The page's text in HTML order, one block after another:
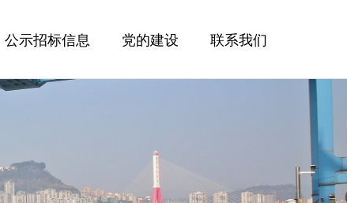
公示招标信息 党的建设 联系我们